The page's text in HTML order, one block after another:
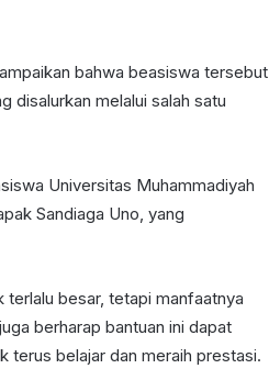
bahwa beasiswa tersebut
disalurkan melalui salah satu
Universitas Muhammadiyah
Sandiaga Uno, yang
terlalu besar, tetapi manfaatnya
berharap bantuan ini dapat
terus belajar dan meraih prestasi.